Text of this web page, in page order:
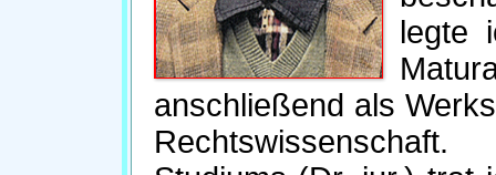
legte
anschließend als